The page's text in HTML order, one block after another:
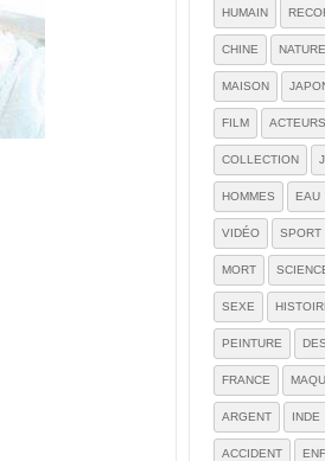
HUMAIN
CHINE NATURE
MAISON
FILM ACTEURS
COLLECTION
HOMMES EAU
VIDÉO SPORT
MORT
SEXE
PEINTURE
FRANCE
ARGENT INDE
ACCIDENT